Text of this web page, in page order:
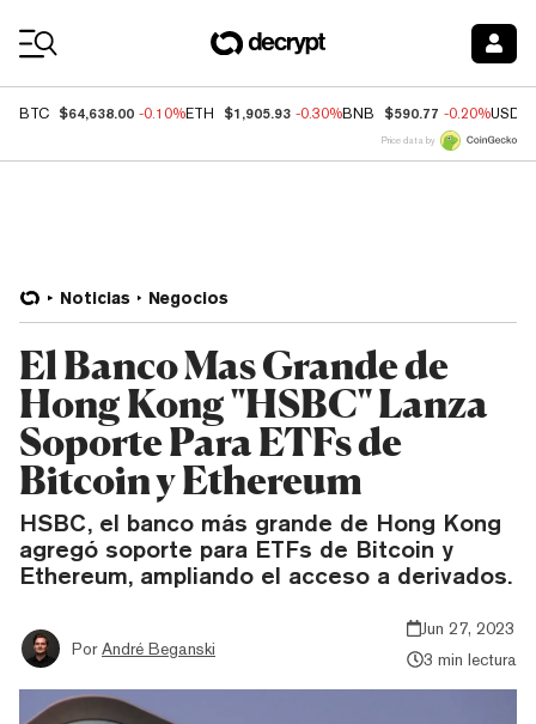
BTC $64,638.00 -0.10%ETH $1,905.93 -0.30%BNB $590.77 -0.20%USDC
Price data by
Noticias Negocios
El Banco Mas Grande de
Hong Kong "HSBC" Lanza
Soporte Para ETFs de
Bitcoin y Ethereum
HSBC, el banco más grande de Hong Kong
agregó soporte para ETFs de Bitcoin y
Ethereum, ampliando el acceso a derivados.
Por André Beganski
Jun 27, 2023
3 min lectura